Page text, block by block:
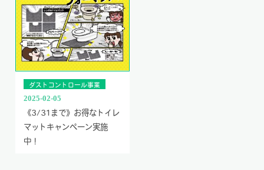
ダストコントロール事業
2025-02-05
《3/31まで》お得なトイレ
マットキャンペーン実施
中！